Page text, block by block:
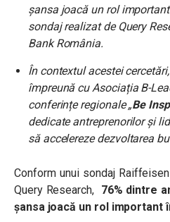
șansa joacă un rol
sondaj realizat de Query
Bank România.
În contextul acestei
împreună cu Asociația B-
conferințe regionale „Be
dedicate antreprenorilor și
să accelereze dezvoltarea
Conform unui sondaj
Query Research, 76% dintre
șansa joacă un rol important